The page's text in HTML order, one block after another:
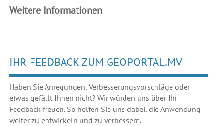
Weitere Informationen
IHR FEEDBACK ZUM GEOPORTAL.MV
Haben Sie Anregungen, Verbesserungsvorschläge oder
etwas gefällt Ihnen nicht? Wir würden uns über Ihr
Feedback freuen. So helfen Sie uns dabei, die Anwendung
weiter zu entwickeln und zu verbessern.